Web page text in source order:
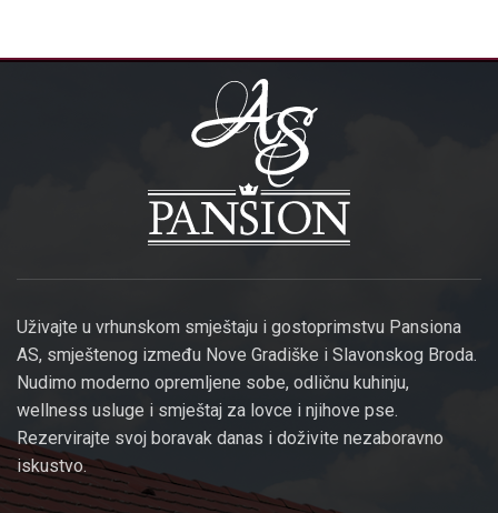
Uživajte u vrhunskom smještaju i gostoprimstvu Pansiona
AS, smještenog između Nove Gradiške i Slavonskog Broda.
Nudimo moderno opremljene sobe, odličnu kuhinju,
wellness usluge i smještaj za lovce i njihove pse.
Rezervirajte svoj boravak danas i doživite nezaboravno
iskustvo.